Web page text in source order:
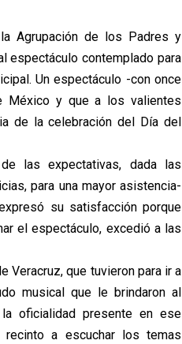
Agrupación de los Padres y
espectáculo contemplado para
Un espectáculo -con once
México y que a los valientes
de la celebración del Día del
las expectativas, dada las
para una mayor asistencia-
su satisfacción porque
el espectáculo, excedió a las
Veracruz, que tuvieron para ir a
musical que le brindaron al
oficialidad presente en ese
a escuchar los temas